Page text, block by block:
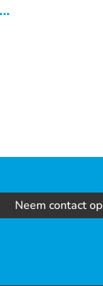
Neem contact op